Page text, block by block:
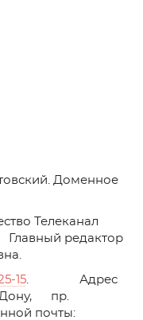
Доменное
Телеканал
редактор
15. Адрес
Дону, пр.
почты: